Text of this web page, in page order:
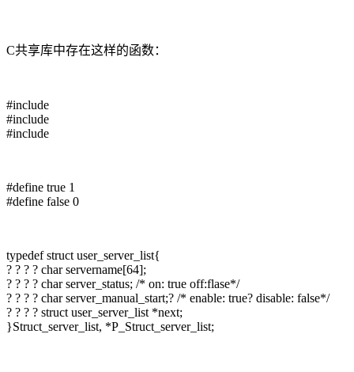
C共享库中存在这样的函数：
#include
#include
#include
#define true 1
#define false 0
typedef struct user_server_list{
? ? ? ? char servername[64];
? ? ? ? char server_status; /* on: true off:flase*/
? ? ? ? char server_manual_start;? /* enable: true? disable: false*/
? ? ? ? struct user_server_list *next;
}Struct_server_list, *P_Struct_server_list;